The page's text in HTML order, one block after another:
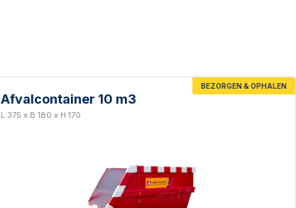
BEZORGEN & OPHALEN
Afvalcontainer 10 m3
L 375 x B 180 x H 170